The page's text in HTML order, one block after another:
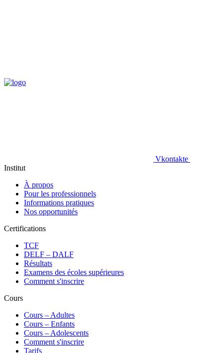
Vkontakte
Institut
À propos
Pour les professionnels
Informations pratiques
Nos opportunités
Certifications
TCF
DELF – DALF
Résultats
Examens des écoles supérieures
Comment s'inscrire
Cours
Сours – Adultes
Cours – Enfants
Cours – Adolescents
Comment s'inscrire
Tarifs